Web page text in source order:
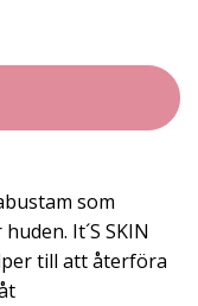
som
It´S SKIN
till att återföra